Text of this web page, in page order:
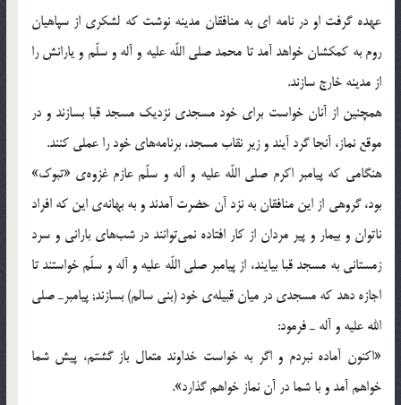
عهده گرفت او در نامه اي به منافقان مدينه نوشت كه لشكري از سپاهيان
روم به كمكشان خواهد آمد تا محمد صلي اللّه عليه و آله و سلّم و يارانش را
از مدينه خارج سازند.
همچنين از آنان خواست براي خود مسجدي نزديك مسجد قبا بسازند و در
موقع نماز، آنجا گرد آيند و زير نقاب مسجد، برنامه‌هاي خود را عملي كنند.
هنگامي كه پيامبر اكرم صلي اللّه عليه و آله و سلّم عازم غزوه‎ي «تبوك»
بود، گروهي از اين منافقان به نزد آن حضرت آمدند و به بهانه‎ي اين كه افراد
ناتوان و بيمار و پير مردان از كار افتاده نمي‌توانند در شب‌هاي باراني و سرد
زمستاني به مسجد قبا بيايند، از پيامبر صلي اللّه عليه و آله و سلّم خواستند تا
اجازه دهد كه مسجدي در ميان قبيله‎ي خود (بني سالم) بسازند; پيامبرـ صلي
الله عليه و آله ـ فرمود:
«اكنون آماده نبردم و اگر به خواست خداوند متعال باز گشتم، پيش شما
خواهم آمد و با شما در آن نماز خواهم گذارد».